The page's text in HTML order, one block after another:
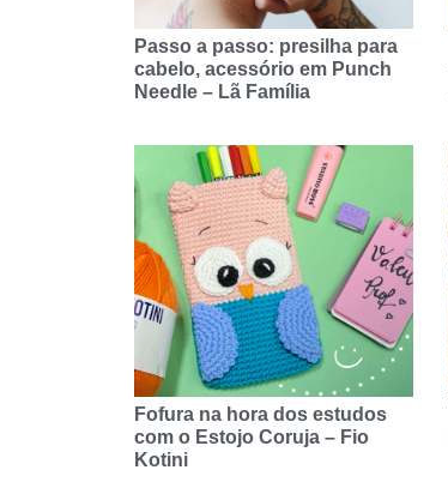
Passo a passo: presilha para
cabelo, acessório em Punch
Needle – Lã Família
Fofura na hora dos estudos
com o Estojo Coruja – Fio
Kotini